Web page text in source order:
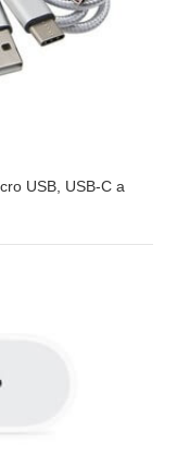
USB, USB-C a